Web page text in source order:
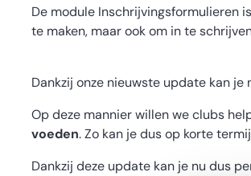
De module Inschrijvingsformulieren
te maken, maar ook om in te
Dankzij onze nieuwste update kan je
Op deze mannier willen we clubs
voeden. Zo kan je dus op korte
Dankzij deze update kan je nu dus